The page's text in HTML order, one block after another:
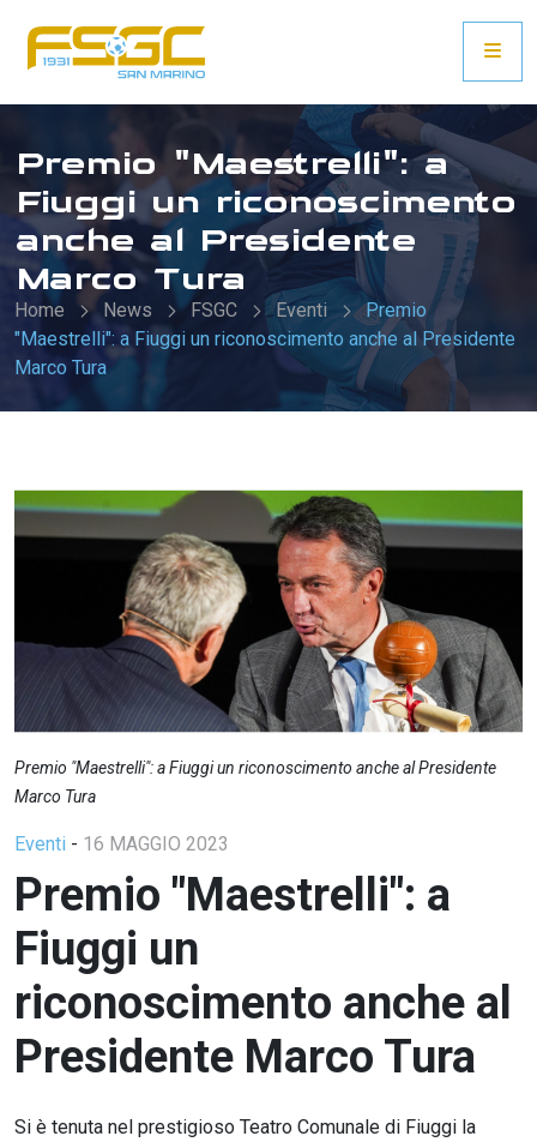
Premio "Maestrelli": a
Fiuggi un riconoscimento
anche al Presidente
Marco Tura
Home News FSGC Eventi
Premio
"Maestrelli": a Fiuggi un riconoscimento anche al Presidente
Marco Tura
Premio "Maestrelli": a Fiuggi un riconoscimento anche al Presidente
Marco Tura
Eventi - 16 MAGGIO 2023
Premio "Maestrelli": a
Fiuggi un
riconoscimento anche al
Presidente Marco Tura
Si è tenuta nel prestigioso Teatro Comunale di Fiuggi la